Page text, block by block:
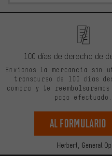
Herbert, General
100 días de derecho de
Envíanos la mercancía sin
transcurso de 100 días
compra y te
pago efectuado.
Al formulario